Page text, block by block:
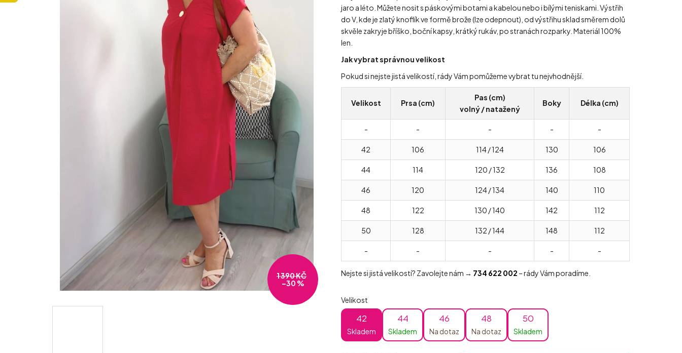
jaro a léto. Můžete nosit s páskovými botami a kabelou nebo i bílými teniskami. Výstřih
do V, kde je zlatý knoflík ve formě brože (lze odepnout), od výstřihu sklad směrem dolů
skvěle zakryje bříško, boční kapsy, krátký rukáv, po stranách rozparky. Materiál 100%
len.
Jak vybrat správnou velikost
Pokud si nejste jistá velikostí, rády Vám pomůžeme vybrat tu nejvhodnější.
Velikost Prsa (cm)
Pas (cm)
volný / natažený
Boky Délka (cm)
- - - - -
42 106 114 / 124 130 106
44 114 120 / 132 136 108
46 120 124 / 134 140 110
48 122 130 / 140 142 112
50 128 132 / 144 148 112
- - - - -
Nejste si jistá velikostí? Zavolejte nám → 734 622 002 – rády Vám poradíme.
Velikost
42
Skladem
44
Skladem
46
Na dotaz
48
Na dotaz
50
Skladem
1 390 KČ
–30 %